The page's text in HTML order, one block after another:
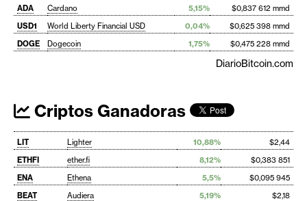
ADA
Cardano 5,15%
$0,837 612 mmd
USD1
World Liberty Financial USD 0,04%
$0,625 398 mmd
DOGE
Dogecoin 1,75% $0,475 228 mmd
DiarioBitcoin.com
Criptos Ganadoras
LIT Lighter 10,88%
$2,44
ETHFI
ether.fi 8,12%
$0,383 851
ENA
Ethena 5,5%
$0,095 945
BEAT
Audiera 5,19%
$2,18